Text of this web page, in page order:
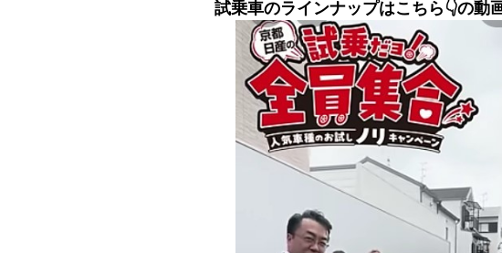
試乗車のラインナップはこちら👇の動